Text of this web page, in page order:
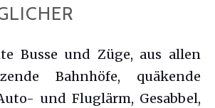
Busse und Züge, aus allen
Bahnhöfe, quäkende
und Fluglärm, Gesabbel,